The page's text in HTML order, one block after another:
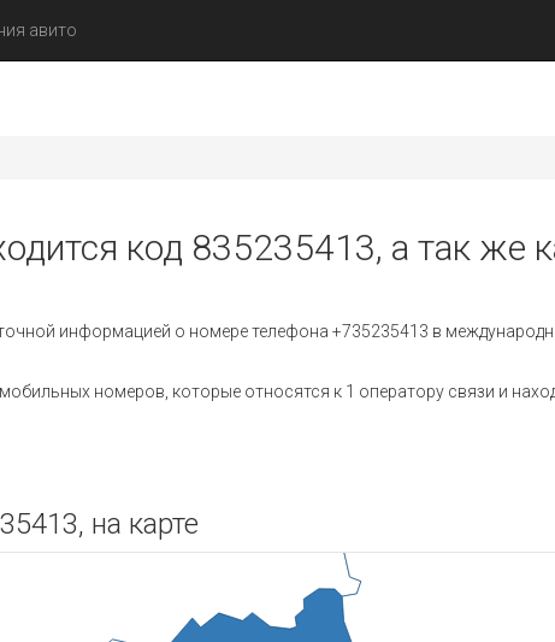
авито
код 835235413, а так же
информацией о номере телефона +735235413 в
номеров, которые относятся к 1 оператору связи и
на карте